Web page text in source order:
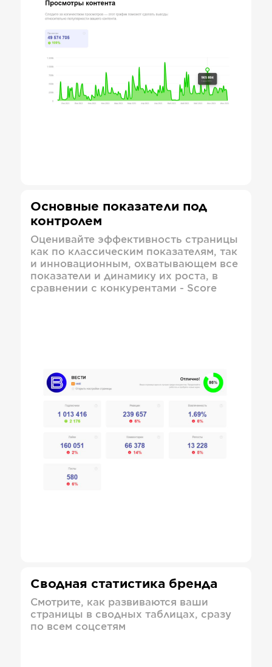
Основные показатели под
контролем
Оценивайте эффективность страницы
как по классическим показателям, так
и инновационным, охватывающем все
показатели и динамику их роста, в
сравнении с конкурентами - Score
Сводная статистика бренда
Смотрите, как развиваются ваши
страницы в сводных таблицах, сразу
по всем соцсетям